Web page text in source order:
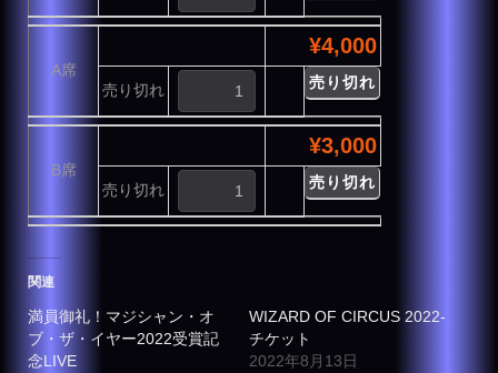
A席
¥4,000
売り切れ 売り切れ
B席
¥3,000
売り切れ 売り切れ
関連
満員御礼！マジシャン・オ
ブ・ザ・イヤー2022受賞記
念LIVE
WIZARD OF CIRCUS 2022-
チケット
2022年8月13日